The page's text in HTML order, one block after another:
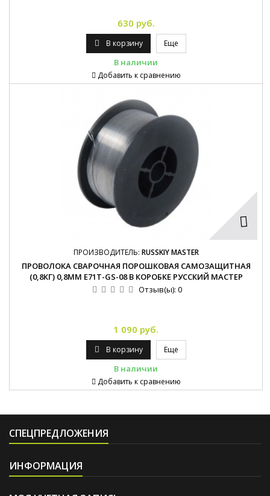
630 руб.
В корзину Еще
В наличии
Добавить к сравнению
ПРОИЗВОДИТЕЛЬ: RUSSKIY MASTER
ПРОВОЛОКА СВАРОЧНАЯ ПОРОШКОВАЯ САМОЗАЩИТНАЯ
(0,8КГ) 0,8ММ E71T-GS-08 В КОРОБКЕ РУССКИЙ МАСТЕР
Отзыв(ы): 0
1 090 руб.
В корзину Еще
В наличии
Добавить к сравнению
СПЕЦПРЕДЛОЖЕНИЯ
ИНФОРМАЦИЯ